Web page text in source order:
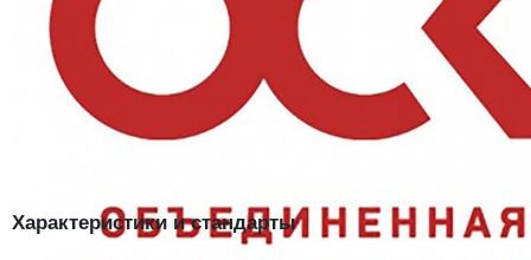
Защита от воды и истирания:
классы Ми и Вн — плащ не
промокает и держит форму при активной эксплуатации;
Нейлон с ПВХ:
прочнее обычного полиэстера, устойчив к
заломам;
Молния:плотное прилегание и быстрое надевание;
Характеристики и стандарты